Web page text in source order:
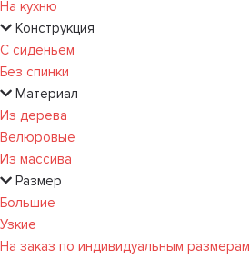
На кухню
Конструкция
С сиденьем
Без спинки
Материал
Из дерева
Велюровые
Из массива
Размер
Большие
Узкие
На заказ по индивидуальным размерам